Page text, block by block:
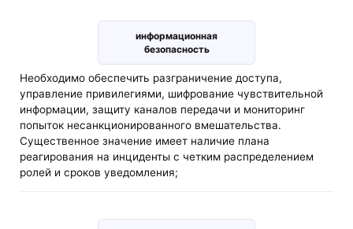
информационная
безопасность
Необходимо обеспечить разграничение доступа,
управление привилегиями, шифрование чувствительной
информации, защиту каналов передачи и мониторинг
попыток несанкционированного вмешательства.
Существенное значение имеет наличие плана
реагирования на инциденты с четким распределением
ролей и сроков уведомления;